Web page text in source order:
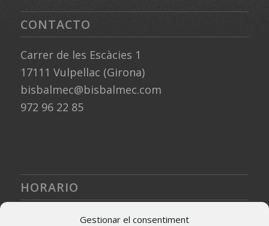
Gestionar el consentiment
CONTACTO
Carrer de les Escàcies 1
17111 Vulpellac (Girona)
bisbalmec@bisbalmec.com
972 96 22 85
HORARIO
De lunes a viernes